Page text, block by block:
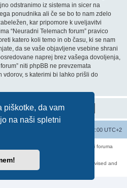
piškotke, da vam
na naši spletni
odstranimo iz sistema in sicer na
ponudnika ali če se bo to nam zdelo
kar pripomore k uveljavitvi
“Neuradni Telemach forum” pravico
katero koli temo in ob času, ki se nam
da se vaše objavljene vsebine shrani
naprej brez vašega dovoljenja,
niti phpBB ne prevzemata
s katerimi bi lahko prišli do
Vsi časi so UTC+02:00 UTC+2
operaterja Telemach. Administratorji foruma
s podjetjem Telemach d.o.o.
odgovarjajo izključno njihovi avtorji.
pill.eu -- Powered by phpBB3 -- revised and